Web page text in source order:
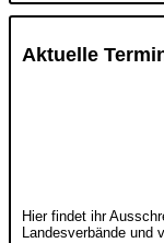
Aktuelle
Hier findet ihr
Landesverbände und